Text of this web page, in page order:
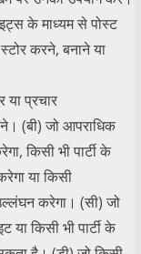
के माध्यम से पोस्ट
करने, बनाने या
प्रचार
(बी) जो आपराधिक
किसी भी पार्टी के
या किसी
उल्लंघन करेगा। (सी) जो
या किसी भी पार्टी के